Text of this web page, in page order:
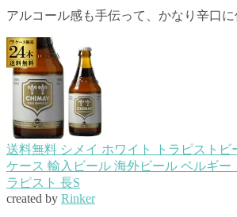
アルコール感も手伝って、かなり辛口に
送料無料 シメイ ホワイト トラピストビ
ケース 輸入ビール 海外ビール ベルギー
ラピスト 長S
created by Rinker